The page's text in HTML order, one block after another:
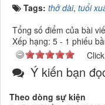
Tags: thở dài, tuổi
Tổng số điểm của bài
Xếp hạng: 5 - 1 phiếu
Ý kiến bạn
Theo dòng sự kiện